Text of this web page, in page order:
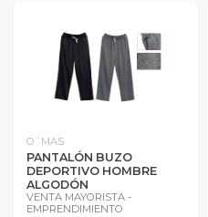
O´MAS
PANTALÓN BUZO
DEPORTIVO HOMBRE
ALGODÓN
VENTA MAYORISTA -
EMPRENDIMIENTO